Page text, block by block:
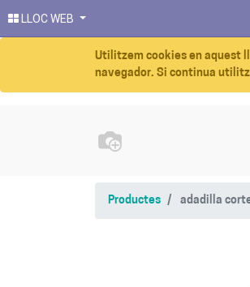
LLOC WEB
Utilitzem cookies en aquest
navegador. Si continua
Productes adadilla